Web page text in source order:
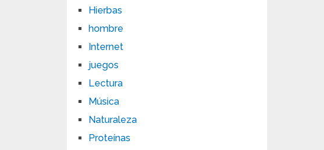
Hierbas
hombre
Internet
juegos
Lectura
Música
Naturaleza
Proteínas